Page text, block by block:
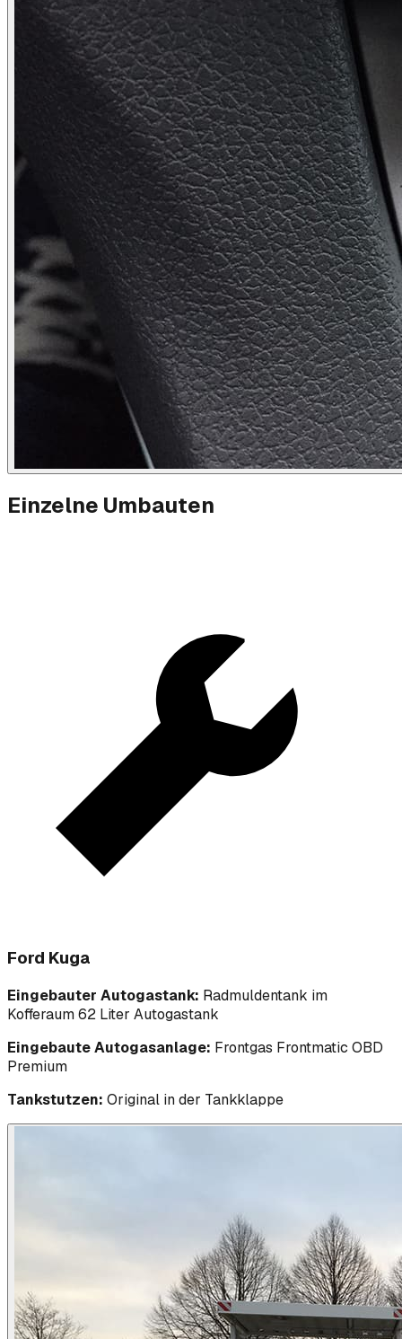
Einzelne Umbauten
Ford Kuga
Eingebauter Autogastank: Radmuldentank im
Kofferaum 62 Liter Autogastank
Eingebaute Autogasanlage: Frontgas Frontmatic OBD
Premium
Tankstutzen: Original in der Tankklappe